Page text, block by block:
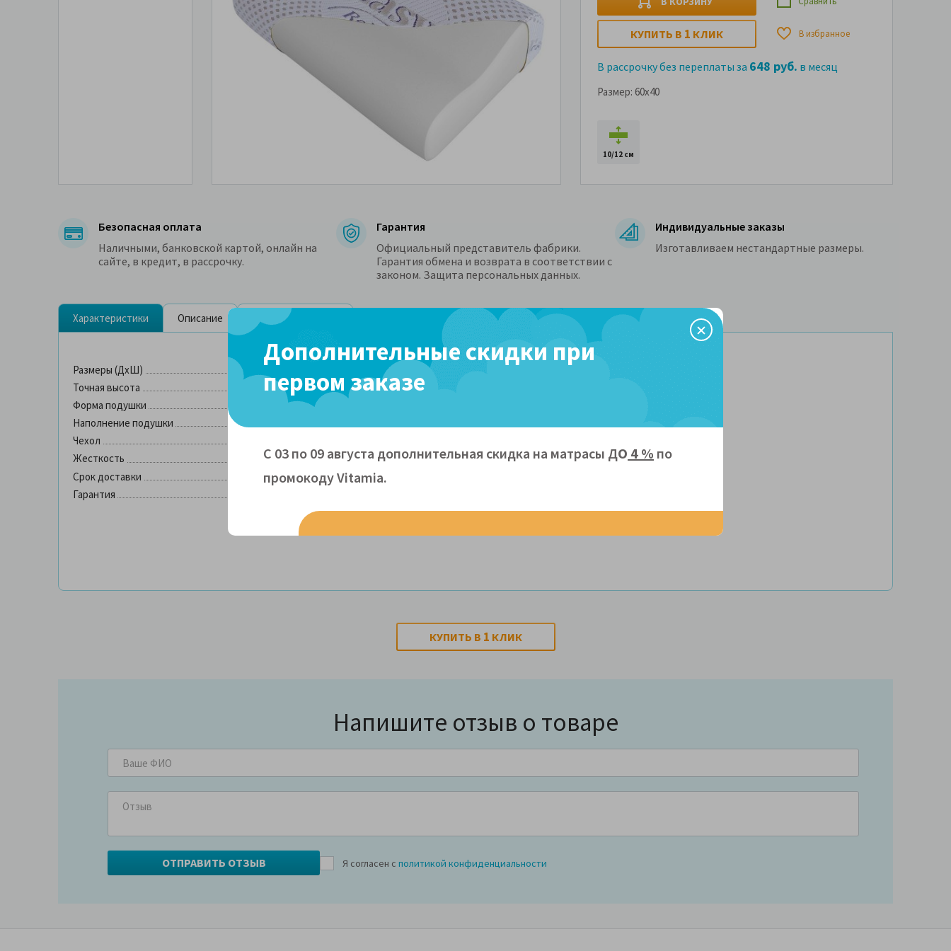
В избранное
КУПИТЬ В 1 КЛИК
В рассрочку без переплаты за 648 руб. в месяц
Размер: 60x40
10/12 см
Безопасная оплата
Наличными, банковской картой, онлайн на
сайте, в кредит, в рассрочку.
Гарантия
Официальный представитель фабрики.
Гарантия обмена и возврата в соответствии с
законом. Защита персональных данных.
Индивидуальные заказы
Изготавливаем нестандартные размеры.
Характеристики Описание Доставка и оплата
Размеры (ДхШ)
60х40 см
Точная высота
10/12 см
Форма подушки
эргономическая
Наполнение подушки
Чехол
Жесткость
Срок доставки
3-4 дня
Гарантия
КУПИТЬ В 1 КЛИК
Напишите отзыв о товаре
Я согласен с политикой конфиденциальности
Дополнительные скидки при
первом заказе
С 03 по 09 августа дополнительная скидка на матрасы ДО 4 % по
промокоду Vitamiа.